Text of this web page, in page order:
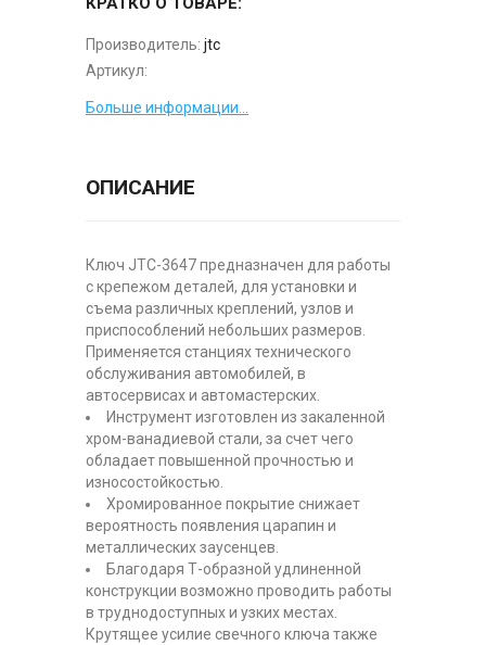
Производитель: jtc
Артикул:
Больше информации...
ОПИСАНИЕ
Ключ JTC-3647 предназначен для работы
с крепежом деталей, для установки и
съема различных креплений, узлов и
приспособлений небольших размеров.
Применяется станциях технического
обслуживания автомобилей, в
автосервисах и автомастерских.
Инструмент изготовлен из закаленной
хром-ванадиевой стали, за счет чего
обладает повышенной прочностью и
износостойкостью.
Хромированное покрытие снижает
вероятность появления царапин и
металлических заусенцев.
Благодаря Т-образной удлиненной
конструкции возможно проводить работы
в труднодоступных и узких местах.
Крутящее усилие свечного ключа также